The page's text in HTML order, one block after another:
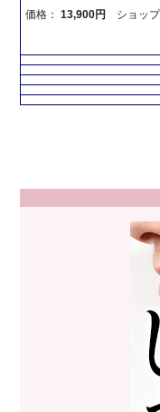
価格：13,900円 ショップ